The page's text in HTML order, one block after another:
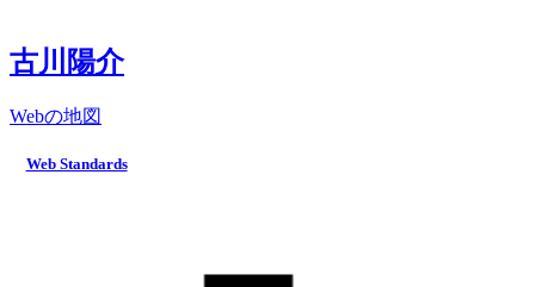
古川陽介
Webの地図
Web Standards